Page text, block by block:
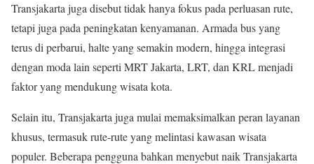
Transjakarta juga disebut tidak hanya fokus pada perluasan rute,
tetapi juga pada peningkatan kenyamanan. Armada bus yang
terus di perbarui, halte yang semakin modern, hingga integrasi
dengan moda lain seperti MRT Jakarta, LRT, dan KRL menjadi
faktor yang mendukung wisata kota.
Selain itu, Transjakarta juga mulai memaksimalkan peran layanan
khusus, termasuk rute-rute yang melintasi kawasan wisata
populer. Beberapa pengguna bahkan menyebut naik Transjakarta